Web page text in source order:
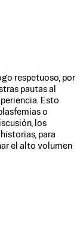
respetuoso, por
pautas al
Esto
o
los
para
el alto volumen